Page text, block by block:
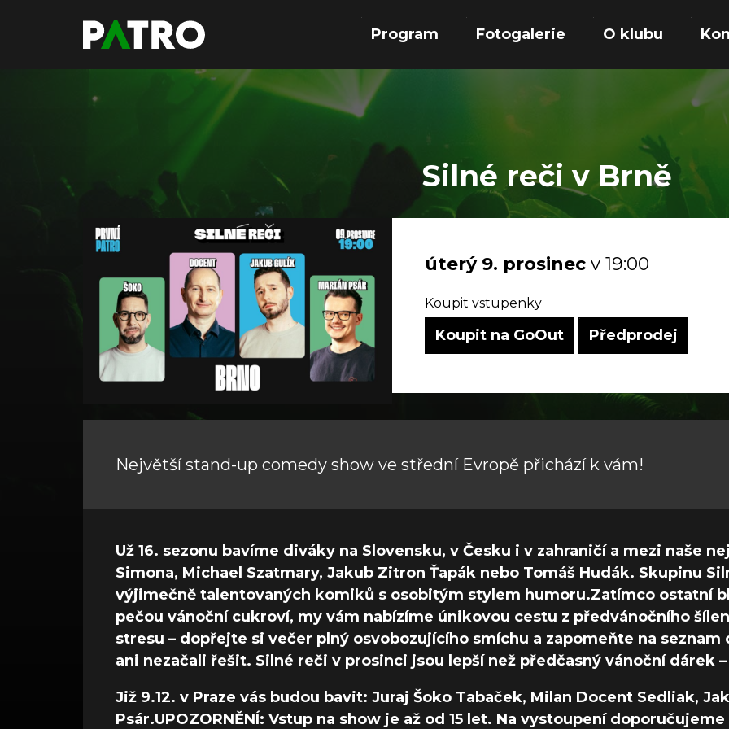
Program Fotogalerie O klubu
Silné reči v Brně
úterý 9. prosinec v 19:00
Koupit vstupenky
Koupit na GoOut Předprodej
Největší stand-up comedy show ve střední Evropě přichází k vám!
Už 16. sezonu bavíme diváky na Slovensku, v Česku i v zahraničí a mezi naše
Simona, Michael Szatmary, Jakub Zitron Ťapák nebo Tomáš Hudák. Skupinu
výjimečně talentovaných komiků s osobitým stylem humoru.Zatímco ostatní
pečou vánoční cukroví, my vám nabízíme únikovou cestu z předvánočního
stresu – dopřejte si večer plný osvobozujícího smíchu a zapomeňte na
ani nezačali řešit. Silné reči v prosinci jsou lepší než předčasný vánoční dárek
Již 9.12. v Praze vás budou bavit: Juraj Šoko Tabaček, Milan Docent Sedliak,
Psár.UPOZORNĚNÍ: Vstup na show je až od 15 let. Na vystoupení